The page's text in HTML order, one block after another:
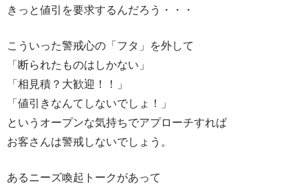
きっと値引を要求するんだろう・・・
こういった警戒心の「フタ」を外して
「断られたものはしかない」
「相見積？大歓迎！！」
「値引きなんてしないでしょ！」
というオープンな気持ちでアプローチすれば
お客さんは警戒しないでしょう。
あるニーズ喚起トークがあって